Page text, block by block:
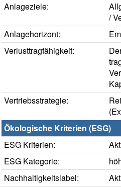
Anlageziele:
/
Anlagehorizont:
Verlusttragfähigkeit:
Vertriebsstrategie:
Ökologische Kriterien (ESG)
ESG Kriterien:
ESG Kategorie:
Nachhaltigkeitslabel: